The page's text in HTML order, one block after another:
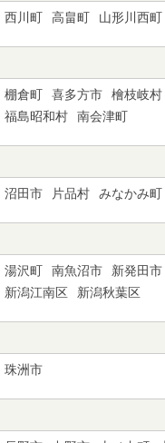
西川町 高畠町 山形川西町
棚倉町 喜多方市 檜枝岐村
福島昭和村
南会津町
沼田市 片品村 みなかみ町
湯沢町 南魚沼市 新発田市
新潟江南区
新潟秋葉区
珠洲市